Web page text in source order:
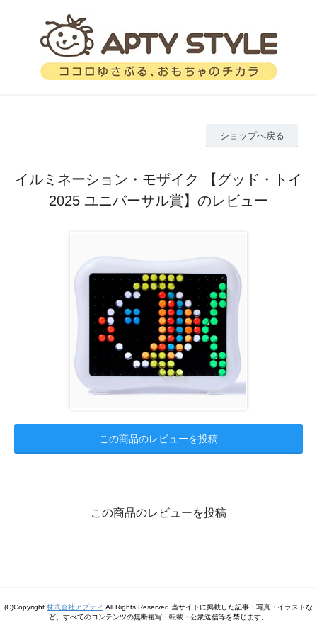
ショップへ戻る
イルミネーション・モザイク 【グッド・トイ
2025 ユニバーサル賞】のレビュー
この商品のレビューを投稿
この商品のレビューを投稿
(C)Copyright 株式会社アプティ All Rights Reserved 当サイトに掲載した記事・写真・イラストな
ど、すべてのコンテンツの無断複写・転載・公衆送信等を禁じます。